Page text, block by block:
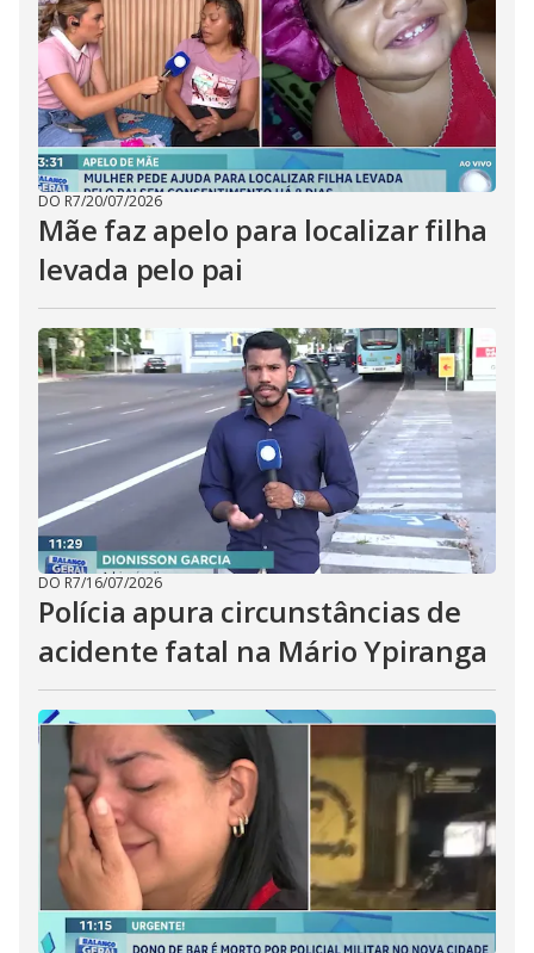
DO R7/20/07/2026
Mãe faz apelo para localizar filha
levada pelo pai
DO R7/16/07/2026
Polícia apura circunstâncias de
acidente fatal na Mário Ypiranga